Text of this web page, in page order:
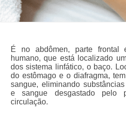
É no abdômen, parte frontal
humano, que está localizado
dos sistema linfático, o baço.
do estômago e o diafragma,
sangue, eliminando
e sangue desgastado pelo
circulação.